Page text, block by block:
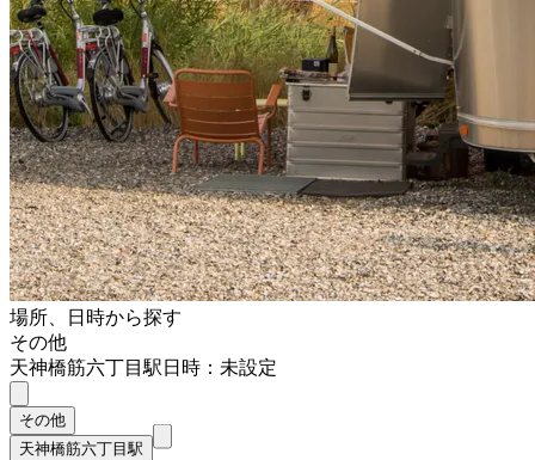
場所、日時から探す
その他
天神橋筋六丁目駅日時：未設定
その他
天神橋筋六丁目駅